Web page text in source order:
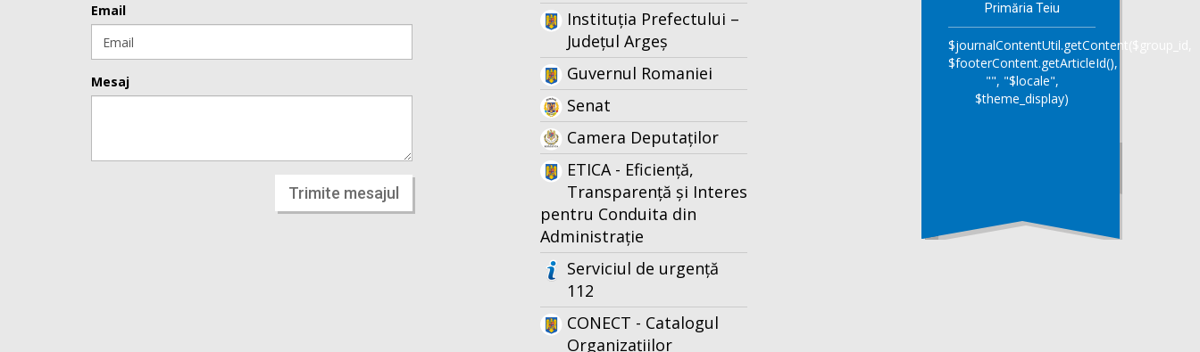
Email
Mesaj
Trimite mesajul
Instituția Prefectului –
Județul Argeș
Guvernul Romaniei
Senat
Camera Deputaților
ETICA - Eficiență,
Transparență și Interes
pentru Conduita din
Administrație
Serviciul de urgență
112
CONECT - Catalogul
Organizațiilor
Primăria Teiu
$journalContentUtil.getContent($group_id,
$footerContent.getArticleId(),
"", "$locale",
$theme_display)